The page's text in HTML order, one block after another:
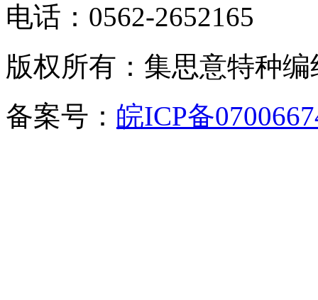
电话：0562-2652165
版权所有：集思意特种
备案号： 皖ICP备